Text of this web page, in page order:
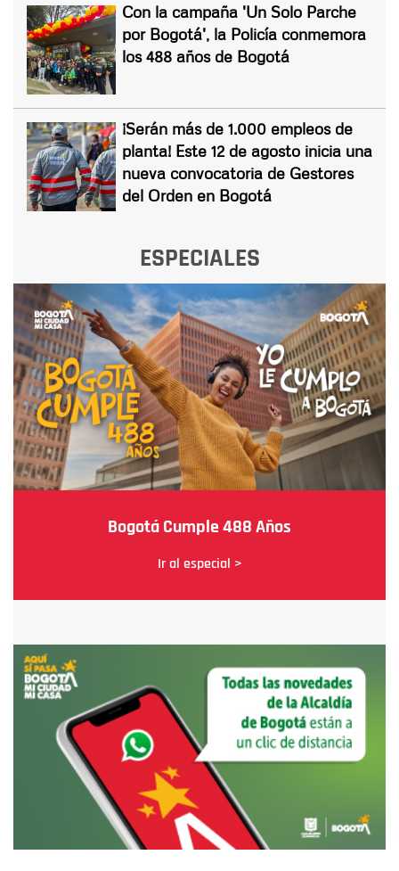
Con la campaña 'Un Solo Parche
por Bogotá', la Policía conmemora
los 488 años de Bogotá
¡Serán más de 1.000 empleos de
planta! Este 12 de agosto inicia una
nueva convocatoria de Gestores
del Orden en Bogotá
ESPECIALES
Bogotá Cumple 488 Años
Ir al especial >